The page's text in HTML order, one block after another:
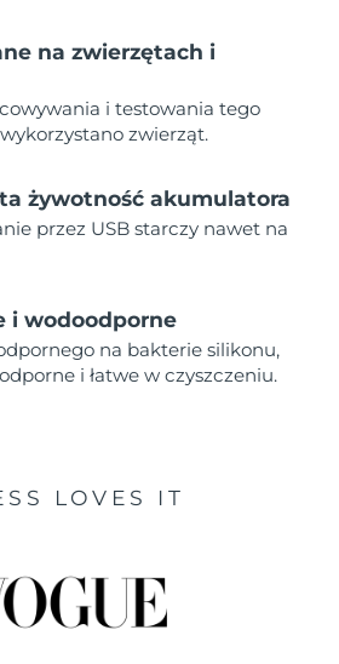
na zwierzętach i
i testowania tego
zwierząt.
żywotność akumulatora
przez USB starczy nawet na
i wodoodporne
na bakterie silikonu,
i łatwe w czyszczeniu.
LOVES IT